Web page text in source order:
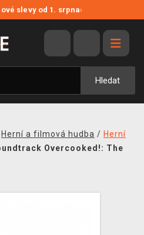
slevy od 1. srpna›
Hledat
Herní a filmová hudba / Herní
Overcooked!: The